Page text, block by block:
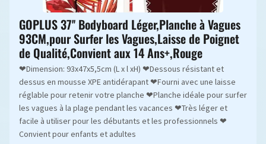
GOPLUS 37'' Bodyboard Léger,Planche à Vagues
93CM,pour Surfer les Vagues,Laisse de Poignet
de Qualité,Convient aux 14 Ans+,Rouge
❤Dimension: 93x47x5,5cm (L x l xH) ❤Dessous résistant et
dessus en mousse XPE antidérapant ❤Fourni avec une laisse
réglable pour retenir votre planche ❤Planche idéale pour surfer
les vagues à la plage pendant les vacances ❤Très léger et
facile à utiliser pour les débutants et les professionnels ❤
Convient pour enfants et adultes